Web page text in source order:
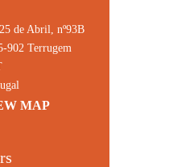
de Abril, nº93B
902 Terrugem
MAP